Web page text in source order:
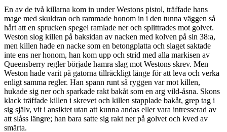
En av de två killarna kom in under Westons pistol, träffade hans
mage med skuldran och rammade honom in i den tunna väggen så
hårt att en sprucken spegel ramlade ner och splittrades mot golvet.
Weston slog killen på baksidan av nacken med kolven på sin 38:a,
men killen hade en nacke som en betongplatta och slaget saktade
inte ens ner honom, han kom upp och strid med alla markisen av
Queensberry regler började hamra slag mot Westons skrev. Men
Weston hade varit på gatorna tillräckligt länge för att leva och verka
enligt samma regler. Han spann runt så ryggen var mot killen,
hukade sig ner och sparkade rakt bakåt som en arg vild-åsna. Skons
klack träffade killen i skrevet och killen stapplade bakåt, grep tag i
sig själv, vit i ansiktet utan att kunna andas eller vara intresserad av
att slåss längre; han bara satte sig rakt ner på golvet och kved av
smärta.